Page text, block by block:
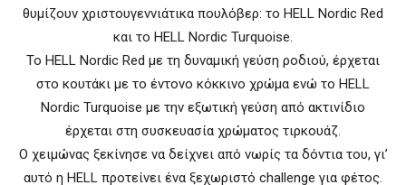
θυμίζουν χριστουγεννιάτικα πουλόβερ: το HELL Nordic Red
και το HELL Nordic Turquoise.
Το HELL Nordic Red με τη δυναμική γεύση ροδιού, έρχεται
στο κουτάκι με το έντονο κόκκινο χρώμα ενώ το HELL
Nordic Turquoise με την εξωτική γεύση από ακτινίδιο
έρχεται στη συσκευασία χρώματος τιρκουάζ.
Ο χειμώνας ξεκίνησε να δείχνει από νωρίς τα δόντια του, γι’
αυτό η HELL προτείνει ένα ξεχωριστό challenge για φέτος.